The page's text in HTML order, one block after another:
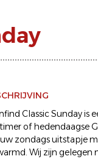
Classic Sunday is
of hedendaagse
zondags uitstapje
Wij zijn gelegen